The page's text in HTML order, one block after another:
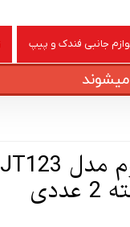
جانبی فندک و پیپ